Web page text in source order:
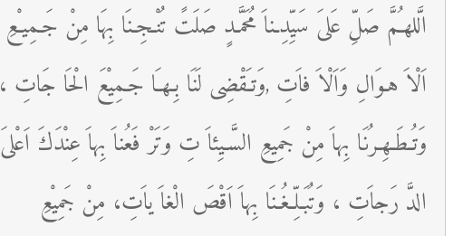
الَّلهـُمَّ صَلِّ عَلىَ سَيِّدِـناَ مُحَمَّـدٍ صَلَتً تُنْـجِـنَا بِهَا مِنْ جَـمِيـْعِ
اَلْاَ هـوَالِ وَاَلْاَ فاَتِ ,وَتـَقْضِى لَنَا بِـهـَا جَـمِيْعَ الْحَا جَاتِ ،
وَتُـطَـهِـرُنَا بِهاَ مِنْ جَمِيعِ السَّـيِئاَ تِ وَتَرْ فَعُناَ بِهاَ عِنْدَكَ اَعْلىَ
الدَّ رَجاَتِ ، وَتُبَـلِّـغُـنَا بِهاَ اَقْصَ الْغاَ ياَتِ، مِنْ جَمِيْعِ